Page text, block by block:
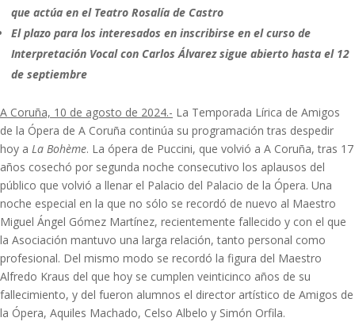
que actúa en el Teatro Rosalía de Castro
El plazo para los interesados en inscribirse en el curso de
Interpretación Vocal con Carlos Álvarez sigue abierto hasta el 12
de septiembre
A Coruña, 10 de agosto de 2024.- La Temporada Lírica de Amigos
de la Ópera de A Coruña continúa su programación tras despedir
hoy a La Bohème. La ópera de Puccini, que volvió a A Coruña, tras 17
años cosechó por segunda noche consecutivo los aplausos del
público que volvió a llenar el Palacio del Palacio de la Ópera. Una
noche especial en la que no sólo se recordó de nuevo al Maestro
Miguel Ángel Gómez Martínez, recientemente fallecido y con el que
la Asociación mantuvo una larga relación, tanto personal como
profesional. Del mismo modo se recordó la figura del Maestro
Alfredo Kraus del que hoy se cumplen veinticinco años de su
fallecimiento, y del fueron alumnos el director artístico de Amigos de
la Ópera, Aquiles Machado, Celso Albelo y Simón Orfila.